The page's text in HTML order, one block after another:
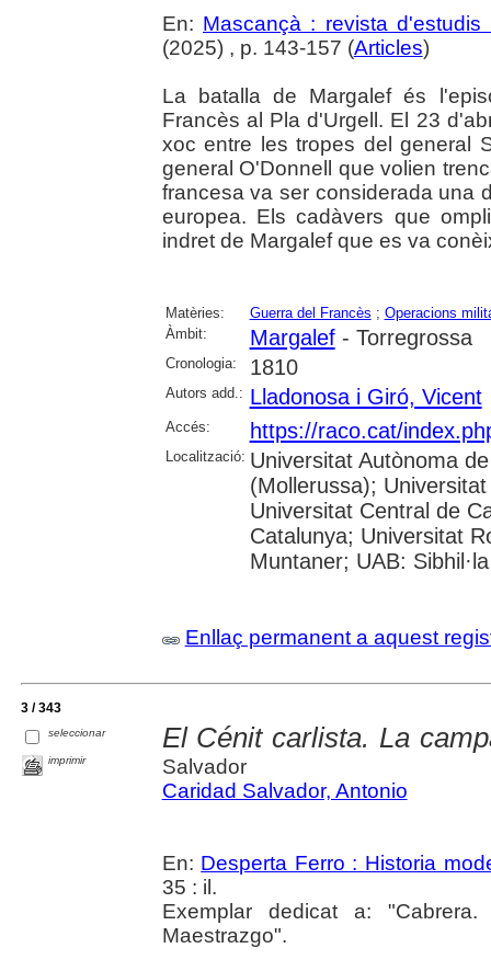
En: Mascançà : revista
(2025) , p. 143-157 (Articles)
La batalla de Margalef és
Francès al Pla d'Urgell. El 23
xoc entre les tropes del general
general O'Donnell que volien
francesa va ser considerada una
europea. Els cadàvers que
indret de Margalef que es va
Matèries: Guerra del Francès ; Operacions
Àmbit:
Margalef- Torregrossa
Cronologia: 1810
Autors add.: Lladonosa i Giró, Vicent
Accés: https://raco.cat/
Localització: Universitat Autònoma
(Mollerussa);
Universitat Central de
Catalunya; Universitat
Muntaner; UAB: Sibhil·la
Enllaç permanent a aquest
3 / 343
seleccionar
imprimir
El Cénit carlista. La
Salvador
Caridad Salvador, Antonio
En: Desperta Ferro : Historia
35 : il.
Exemplar dedicat a:
Maestrazgo".